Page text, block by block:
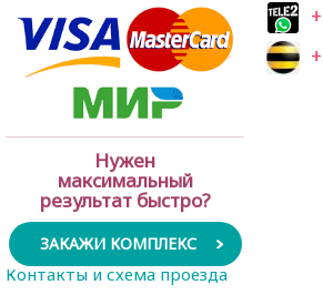
Нужен
максимальный
результат быстро?
ЗАКАЖИ КОМПЛЕКС
Контакты и схема проезда